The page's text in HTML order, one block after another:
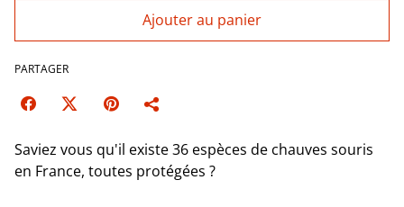
Ajouter au panier
PARTAGER
Saviez vous qu'il existe 36 espèces de chauves souris
en France, toutes protégées ?